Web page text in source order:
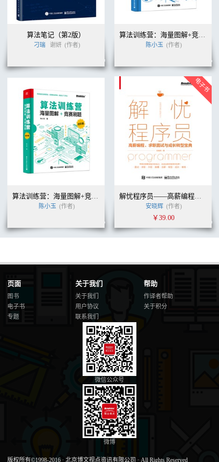
算法笔记（第2版）
刁瑞 谢妍 (作者) 陈小玉 (作者)
陈小玉 (作者) 安晓辉 (作者)
￥39.00
页面
图书
电子书
专题
关于我们
关于我们
用户协议
联系我们
帮助
作译者帮助
关于积分
微信公众号
微博
版权所有©1998-2016 · 北京博文视点资讯有限公司 · All Rights Reserved